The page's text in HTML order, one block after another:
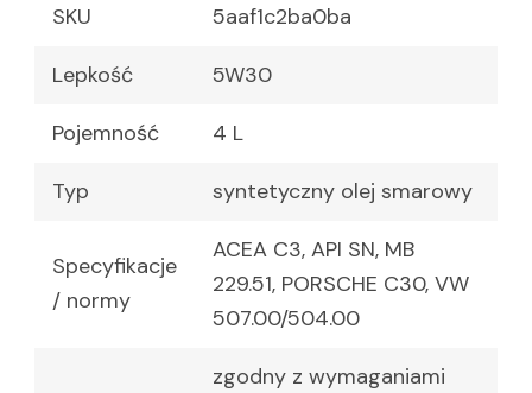
SKU 5aaf1c2ba0ba
Lepkość 5W30
Pojemność 4 L
Typ syntetyczny olej smarowy
Specyfikacje
/ normy
ACEA C3, API SN, MB
229.51, PORSCHE C30, VW
507.00/504.00
zgodny z wymaganiami